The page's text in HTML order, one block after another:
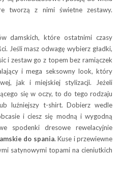
tworzą z nimi świetne zestawy.
damskich, które ostatnimi czasy
Jeśli masz odwagę wybierz gładki,
i zestaw go z topem bez ramiączek
i mega seksowny look, który
jak i miejskiej stylizacji. Jeżeli
się w oczy, to do tego rodzaju
luźniejszy t-shirt. Dobierz wedle
i ciesz się modną i wygodną
spodenki dresowe rewelacyjnie
do spania. Kuse i przewiewne
satynowymi topami na cieniutkich